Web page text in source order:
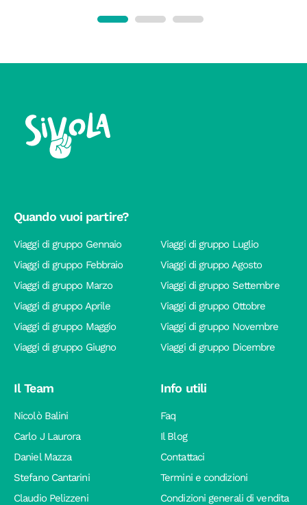
Quando vuoi partire?
Viaggi di gruppo Gennaio
Viaggi di gruppo Febbraio
Viaggi di gruppo Marzo
Viaggi di gruppo Aprile
Viaggi di gruppo Maggio
Viaggi di gruppo Giugno
Viaggi di gruppo Luglio
Viaggi di gruppo Agosto
Viaggi di gruppo Settembre
Viaggi di gruppo Ottobre
Viaggi di gruppo Novembre
Viaggi di gruppo Dicembre
Il Team
Nicolò Balini
Carlo J Laurora
Daniel Mazza
Stefano Cantarini
Claudio Pelizzeni
Info utili
Faq
Il Blog
Contattaci
Termini e condizioni
Condizioni generali di vendita